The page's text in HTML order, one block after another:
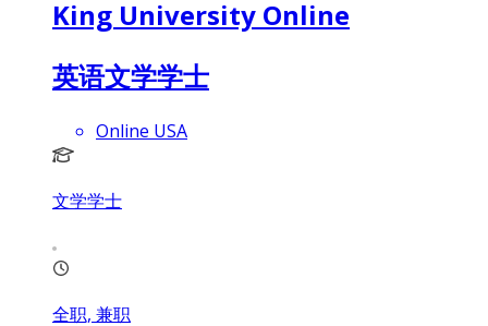
King University Online
英语文学学士
Online USA
文学学士
全职, 兼职